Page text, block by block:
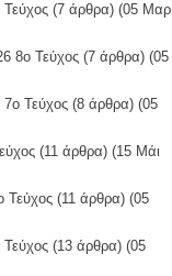
Τεύχος (7 άρθρα) (05 Μαρ
8ο Τεύχος (7 άρθρα) (05
7ο Τεύχος (8 άρθρα) (05
(11 άρθρα) (15 Μάι
Τεύχος (11 άρθρα) (05
Τεύχος (13 άρθρα) (05